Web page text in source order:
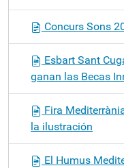
Concurs Sons
Esbart Sant
ganan las Becas
Fira
la ilustración
El Humus